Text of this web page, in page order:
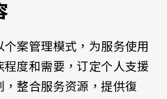
个案管理模式，为服务使用
程度和需要，订定个人支援
，整合服务资源，提供復